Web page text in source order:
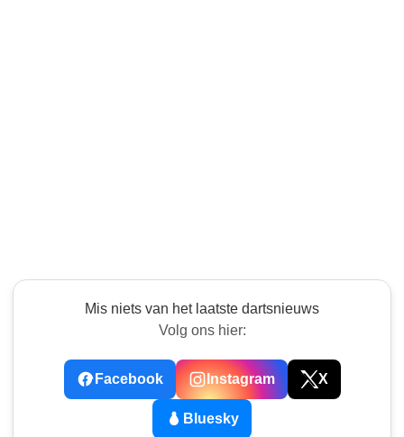
Mis niets van het laatste dartsnieuws
Volg ons hier:
Facebook Instagram X
Bluesky